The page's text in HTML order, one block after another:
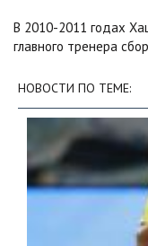
В 2010-2011 годах
главного тренера
НОВОСТИ ПО ТЕМЕ: